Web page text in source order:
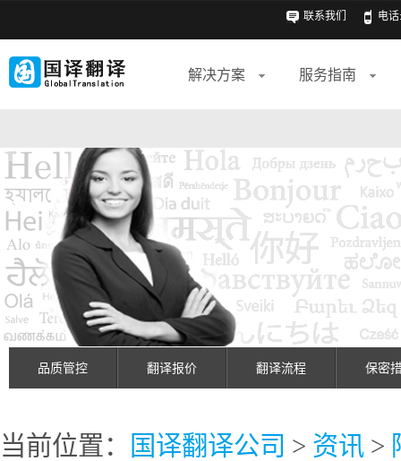
联系我们 电话
解决方案 服务指南
品质管控 翻译报价 翻译流程 保密
当前位置： 国译翻译公司 > 资讯 >